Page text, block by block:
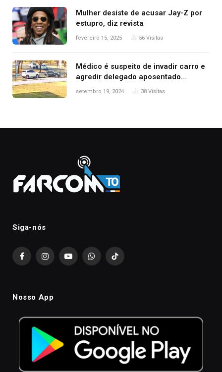
Mulher desiste de acusar Jay-Z por
estupro, diz revista
fevereiro 15, 2025 56 Visitas
Médico é suspeito de invadir carro e
agredir delegado aposentado
durante confusão no trânsito
setembro 19, 2024 38 Visitas
Siga-nós
FacebookInstagramYouTubeWhatsAppTikTok
Nosso App